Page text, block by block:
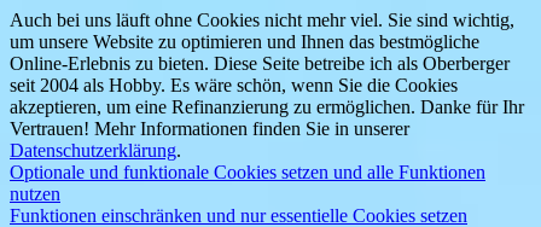
Auch bei uns läuft ohne Cookies nicht mehr viel. Sie sind wichtig,
um unsere Website zu optimieren und Ihnen das bestmögliche
Online-Erlebnis zu bieten. Diese Seite betreibe ich als Oberberger
seit 2004 als Hobby. Es wäre schön, wenn Sie die Cookies
akzeptieren, um eine Refinanzierung zu ermöglichen. Danke für Ihr
Vertrauen! Mehr Informationen finden Sie in unserer
Datenschutzerklärung.
Optionale und funktionale Cookies setzen und alle Funktionen
nutzen
Funktionen einschränken und nur essentielle Cookies setzen